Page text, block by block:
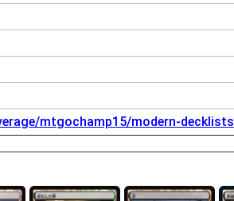
mtgochamp15/modern-decklists